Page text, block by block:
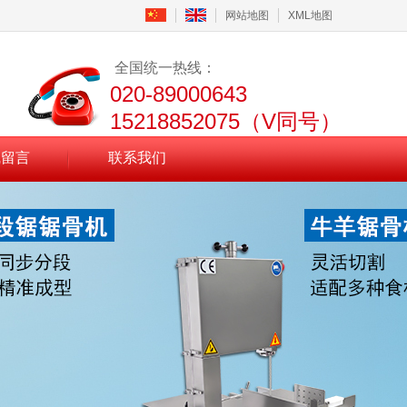
网站地图 XML地图
全国统一热线：
020-89000643
15218852075（V同号）
言 联系我们